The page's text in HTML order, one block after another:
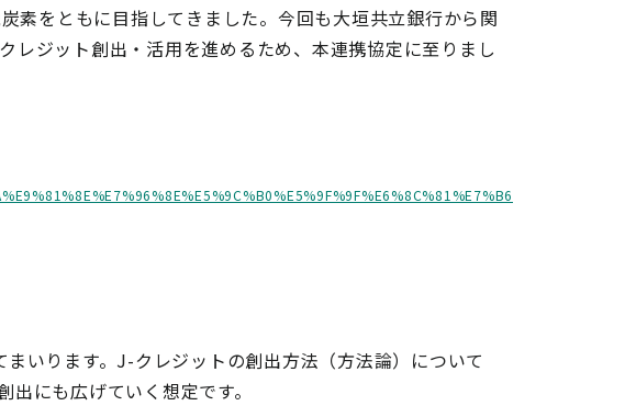
素をともに目指してきました。今回も大垣共立銀行から関
ジット創出・活用を進めるため、本連携協定に至りまし
いります。J-クレジットの創出方法（方法論）について
にも広げていく想定です。